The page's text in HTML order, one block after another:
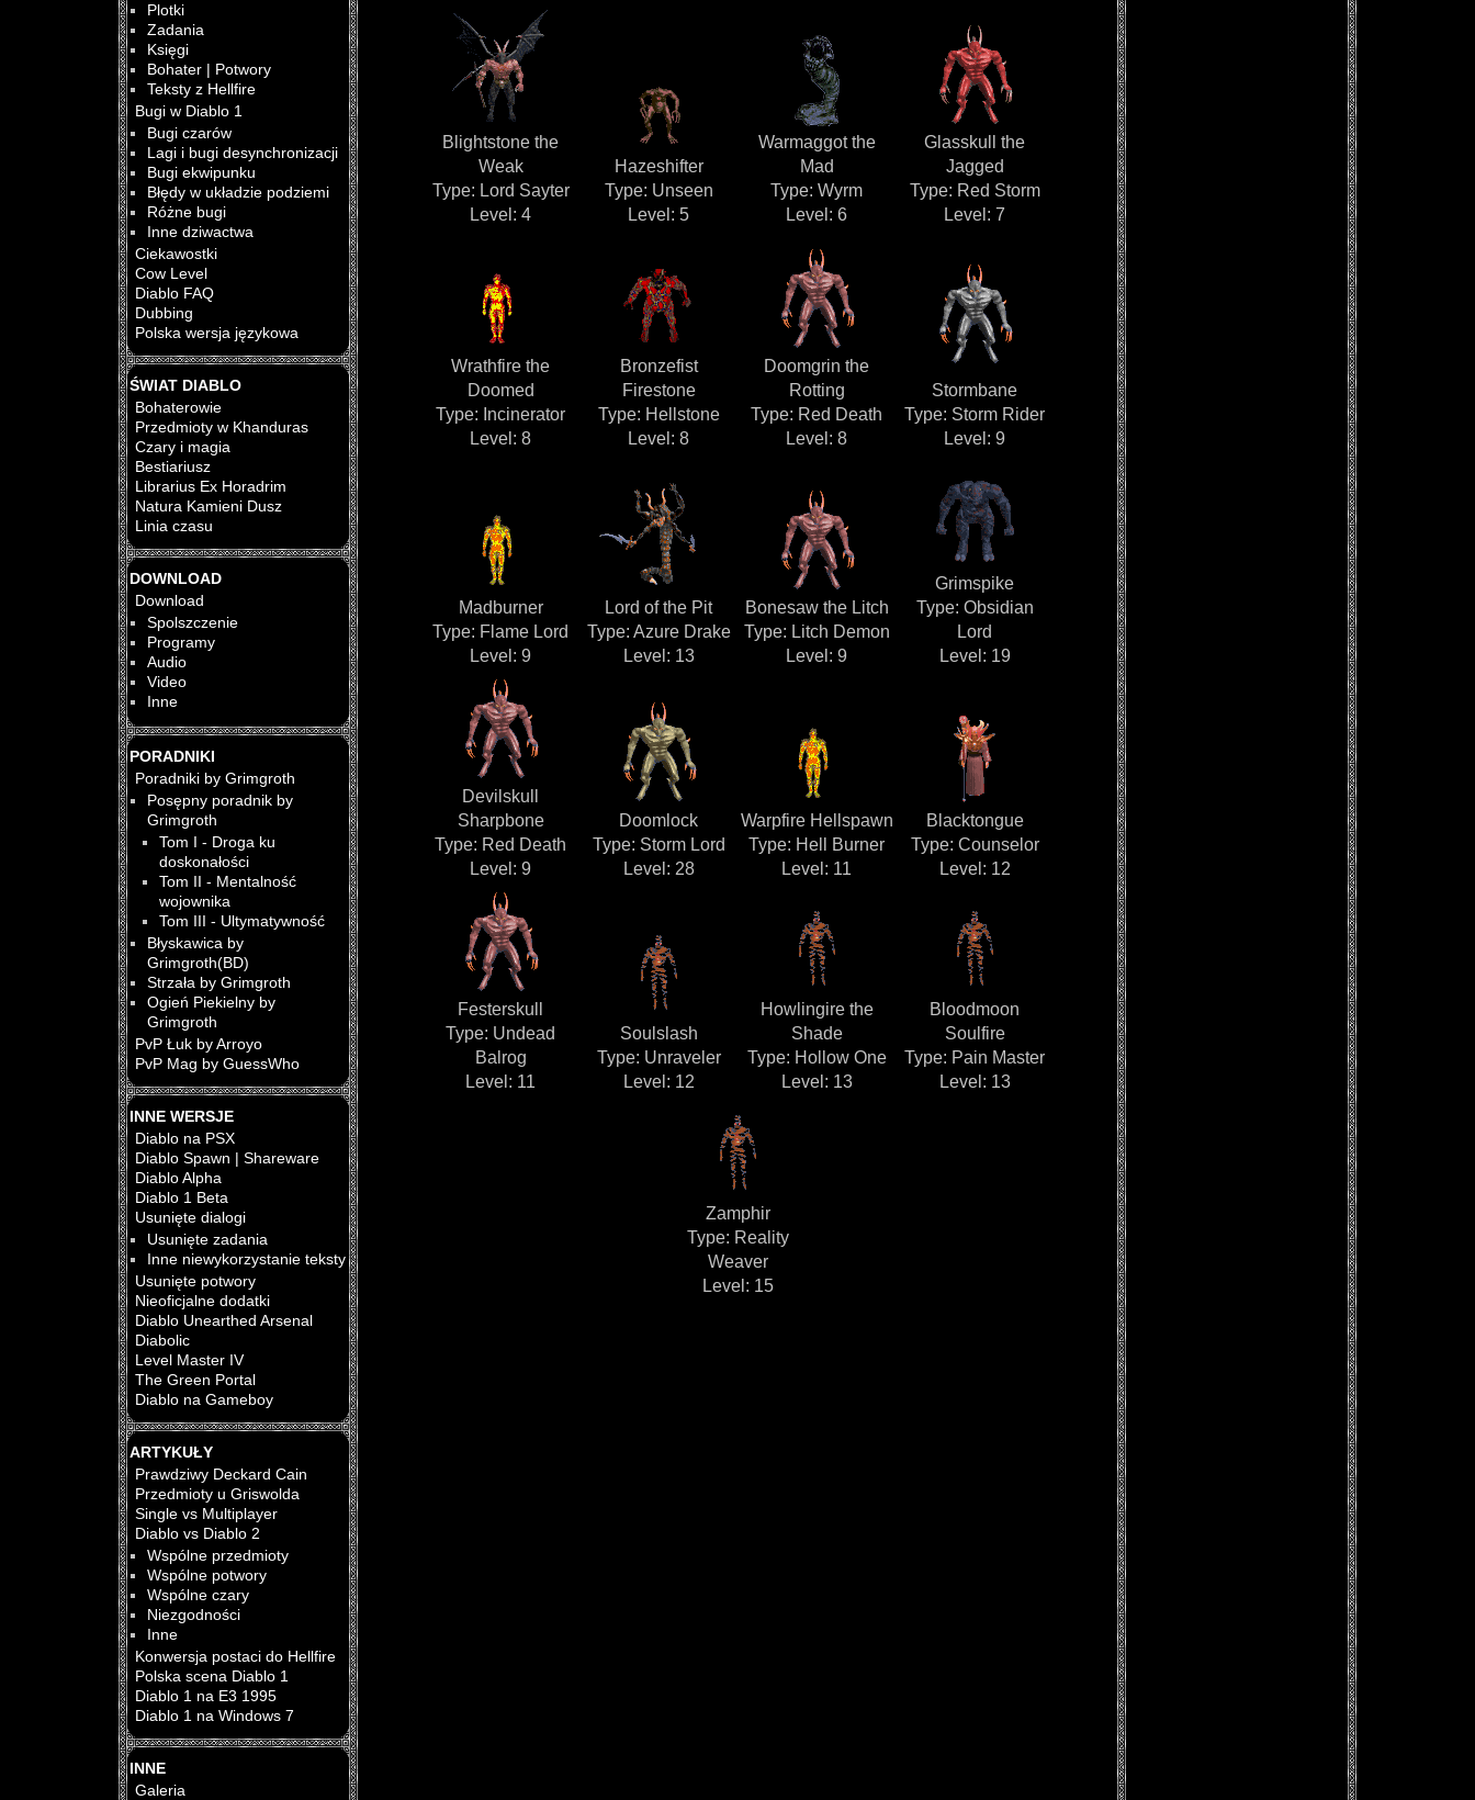
Plotki
Zadania
Księgi
Bohater | Potwory
Teksty z Hellfire
Bugi w Diablo 1
Bugi czarów
Lagi i bugi desynchronizacji
Bugi ekwipunku
Błędy w układzie podziemi
Różne bugi
Inne dziwactwa
Ciekawostki
Cow Level
Diablo FAQ
Dubbing
Polska wersja językowa
ŚWIAT DIABLO
Bohaterowie
Przedmioty w Khanduras
Czary i magia
Bestiariusz
Librarius Ex Horadrim
Natura Kamieni Dusz
Linia czasu
DOWNLOAD
Download
Spolszczenie
Programy
Audio
Video
Inne
PORADNIKI
Poradniki by Grimgroth
Posępny poradnik by
Grimgroth
Tom I - Droga ku
doskonałości
Tom II - Mentalność
wojownika
Tom III - Ultymatywność
Błyskawica by
Grimgroth(BD)
Strzała by Grimgroth
Ogień Piekielny by
Grimgroth
PvP Łuk by Arroyo
PvP Mag by GuessWho
INNE WERSJE
Diablo na PSX
Diablo Spawn | Shareware
Diablo Alpha
Diablo 1 Beta
Usunięte dialogi
Usunięte zadania
Inne niewykorzystanie teksty
Usunięte potwory
Nieoficjalne dodatki
Diablo Unearthed Arsenal
Diabolic
Level Master IV
The Green Portal
Diablo na Gameboy
ARTYKUŁY
Prawdziwy Deckard Cain
Przedmioty u Griswolda
Single vs Multiplayer
Diablo vs Diablo 2
Wspólne przedmioty
Wspólne potwory
Wspólne czary
Niezgodności
Inne
Konwersja postaci do Hellfire
Polska scena Diablo 1
Diablo 1 na E3 1995
Diablo 1 na Windows 7
INNE
Galeria
Blightstone the
Weak
Type: Lord Sayter
Level: 4
Hazeshifter
Type: Unseen
Level: 5
Warmaggot the
Mad
Type: Wyrm
Level: 6
Glasskull the
Jagged
Type: Red Storm
Level: 7
Wrathfire the
Doomed
Type: Incinerator
Level: 8
Bronzefist
Firestone
Type: Hellstone
Level: 8
Doomgrin the
Rotting
Type: Red Death
Level: 8
Stormbane
Type: Storm Rider
Level: 9
Madburner
Type: Flame Lord
Level: 9
Lord of the Pit
Type: Azure Drake
Level: 13
Bonesaw the Litch
Type: Litch Demon
Level: 9
Grimspike
Type: Obsidian
Lord
Level: 19
Devilskull
Sharpbone
Type: Red Death
Level: 9
Doomlock
Type: Storm Lord
Level: 28
Warpfire Hellspawn
Type: Hell Burner
Level: 11
Blacktongue
Type: Counselor
Level: 12
Festerskull
Type: Undead
Balrog
Level: 11
Soulslash
Type: Unraveler
Level: 12
Howlingire the
Shade
Type: Hollow One
Level: 13
Bloodmoon
Soulfire
Type: Pain Master
Level: 13
Zamphir
Type: Reality
Weaver
Level: 15